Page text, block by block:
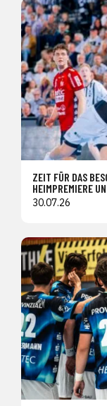
ZEIT FÜR DAS
HEIMPREMIERE
30.07.26